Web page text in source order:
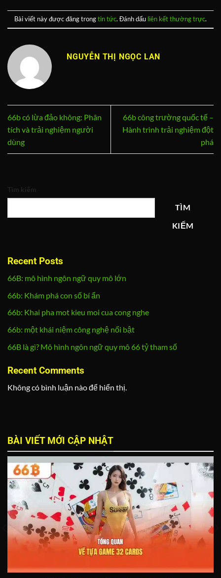
Bài viết này được đăng trongtin tức. Đánh dấu liên kết thường trực.
NGUYỄN THỊ NGỌC LAN
66b có lừa đảo không: Phân
tích và trải nghiệm người
dùng
66b công trường quốc tế –
Hành trình trải nghiệm đột
phá
Tìm kiếm
TÌM
KIẾM
Recent Posts
66B: mô hình ngôn ngữ quy mô lớn
66b: Khám phá con số bí ẩn
66b: Khai pha mot kieu moi cua cong nghe
66b: một khái niệm công nghệ nổi bật
66B là gì? Mô hình ngôn ngữ quy mô 66 tỷ tham số
Recent Comments
Không có bình luận nào để hiển thị.
BÀI VIẾT MỚI CẬP NHẬT